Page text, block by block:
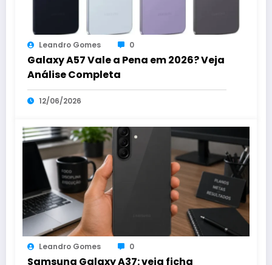
Leandro Gomes 0
Galaxy A57 Vale a Pena em 2026? Veja
Análise Completa
12/06/2026
Leandro Gomes 0
Samsung Galaxy A37: veja ficha